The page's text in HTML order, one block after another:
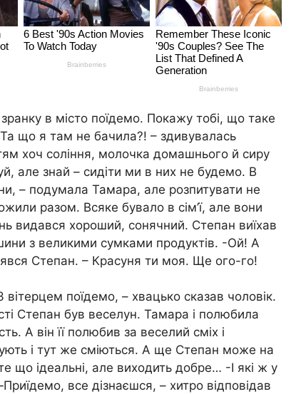
в місто поїдемо. Покажу тобі, що таке
що я там не бачила?! – здивувалась
хоч соління, молочка домашнього й сиру
але знай – сидіти ми в них не будемо. В
– подумала Тамара, але розпитувати не
разом. Всяке бувало в сім’ї, але вони
видався хороший, сонячний. Степан виїхав
з великими сумками продуктів. -Ой! А
Степан. – Красуня ти моя. Ще ого-го!
поїдемо, – хвацько сказав чоловік.
Степан був веселун. Тамара і полюбила
А він її полюбив за веселий сміх і
і тут же сміються. А ще Степан може на
що ідеальні, але виходить добре… -І які ж у
все дізнаєшся, – хитро відповідав